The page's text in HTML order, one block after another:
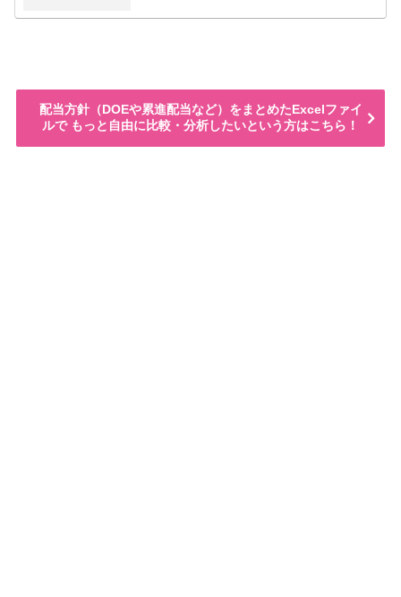
配当方針（DOEや累進配当など）をまとめたExcelファイ
ルで もっと自由に比較・分析したいという方はこちら！